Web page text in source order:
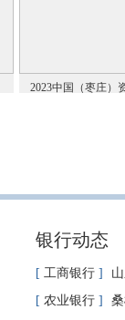
2023中国（枣庄）
银行动态
[ 工商银行 ]
产业转型升级
[ 农业银行 ]